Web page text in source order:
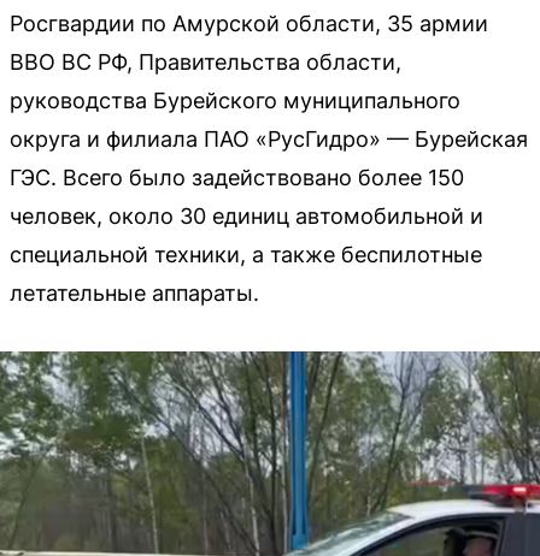
Росгвардии по Амурской области, 35 армии
ВВО ВС РФ, Правительства области,
руководства Бурейского муниципального
округа и филиала ПАО «РусГидро» — Бурейская
ГЭС. Всего было задействовано более 150
человек, около 30 единиц автомобильной и
специальной техники, а также беспилотные
летательные аппараты.